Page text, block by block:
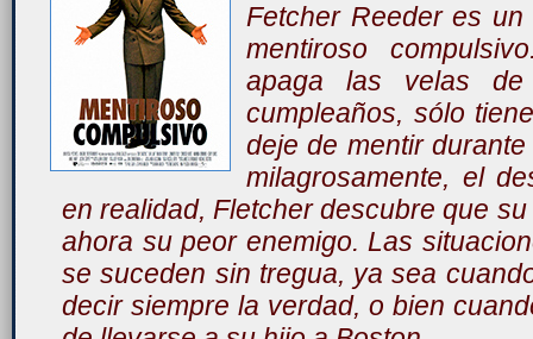
Fetcher Reeder es
mentiroso
apaga las velas
cumpleaños, sólo
deje de mentir
milagrosamente, el
en realidad, Fletcher descubre que
ahora su peor enemigo. Las
se suceden sin tregua, ya sea
decir siempre la verdad, o bien